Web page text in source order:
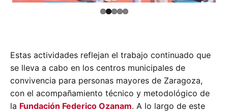
Estas actividades reflejan el trabajo continuado que
se lleva a cabo en los centros municipales de
convivencia para personas mayores de Zaragoza,
con el acompañamiento técnico y metodológico de
la Fundación Federico Ozanam. A lo largo de este